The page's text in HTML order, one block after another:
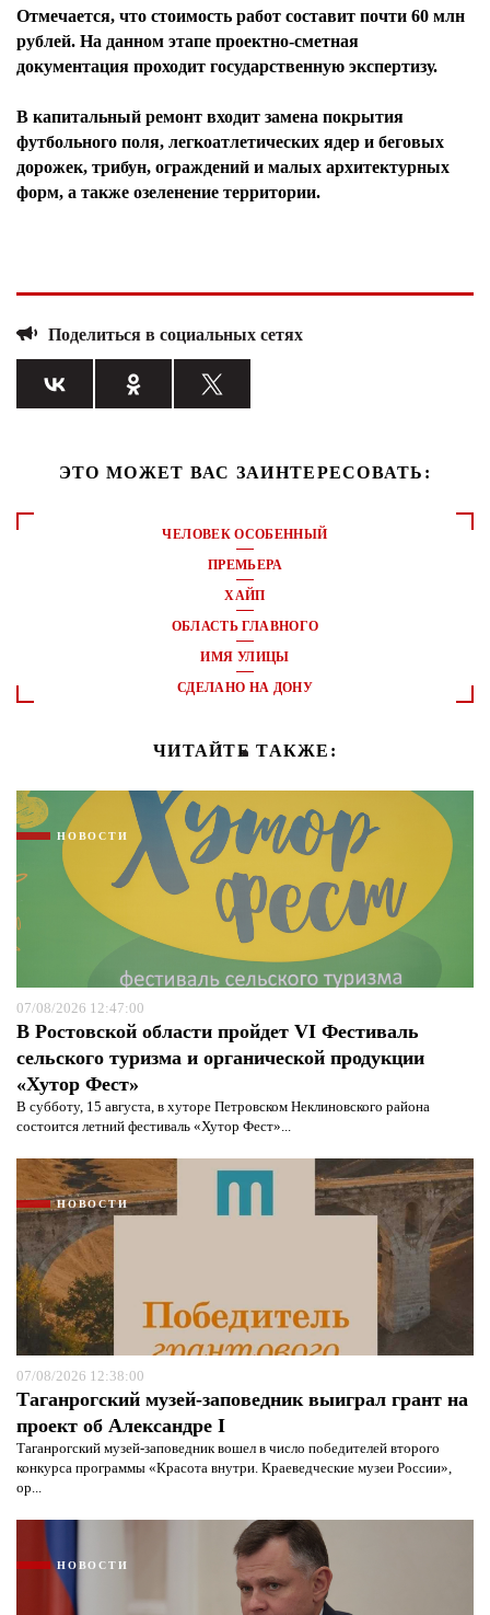
Отмечается, что стоимость работ составит почти 60 млн
рублей. На данном этапе проектно-сметная
документация проходит государственную экспертизу.
В капитальный ремонт входит замена покрытия
футбольного поля, легкоатлетических ядер и беговых
дорожек, трибун, ограждений и малых архитектурных
форм, а также озеленение территории.
Поделиться в социальных сетях
ЭТО МОЖЕТ ВАС ЗАИНТЕРЕСОВАТЬ:
ЧЕЛОВЕК ОСОБЕННЫЙ
ПРЕМЬЕРА
ХАЙП
ОБЛАСТЬ ГЛАВНОГО
ИМЯ УЛИЦЫ
СДЕЛАНО НА ДОНУ
ЧИТАЙТЕ ТАКЖЕ:
НОВОСТИ
07/08/2026 12:47:00
В Ростовской области пройдет VI Фестиваль
сельского туризма и органической продукции
«Хутор Фест»
В субботу, 15 августа, в хуторе Петровском Неклиновского района
состоится летний фестиваль «Хутор Фест»...
НОВОСТИ
07/08/2026 12:38:00
Таганрогский музей-заповедник выиграл грант на
проект об Александре I
Таганрогский музей-заповедник вошел в число победителей второго
конкурса программы «Красота внутри. Краеведческие музеи России»,
ор...
НОВОСТИ